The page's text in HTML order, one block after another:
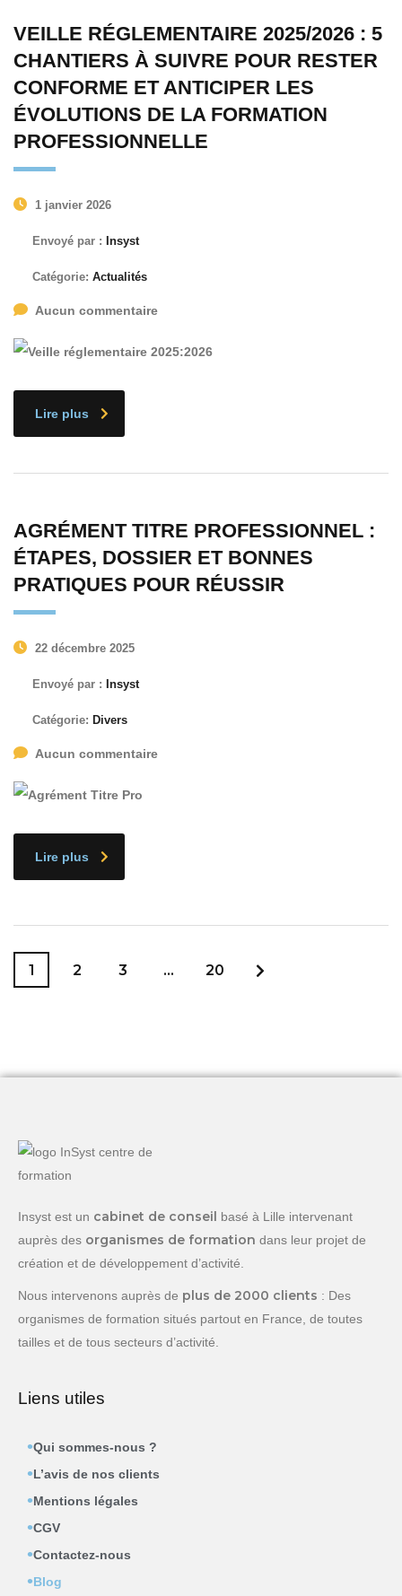
VEILLE RÉGLEMENTAIRE 2025/2026 : 5
CHANTIERS À SUIVRE POUR RESTER
CONFORME ET ANTICIPER LES
ÉVOLUTIONS DE LA FORMATION
PROFESSIONNELLE
1 janvier 2026
Envoyé par : Insyst
Catégorie: Actualités
Aucun commentaire
Lire plus
AGRÉMENT TITRE PROFESSIONNEL :
ÉTAPES, DOSSIER ET BONNES
PRATIQUES POUR RÉUSSIR
22 décembre 2025
Envoyé par : Insyst
Catégorie: Divers
Aucun commentaire
Lire plus
1 2 3 … 20
Insyst est un cabinet de conseil basé à Lille intervenant
auprès des organismes de formation dans leur projet de
création et de développement d’activité.
Nous intervenons auprès de plus de 2000 clients : Des
organismes de formation situés partout en France, de toutes
tailles et de tous secteurs d’activité.
Liens utiles
Qui sommes-nous ?
L’avis de nos clients
Mentions légales
CGV
Contactez-nous
Blog